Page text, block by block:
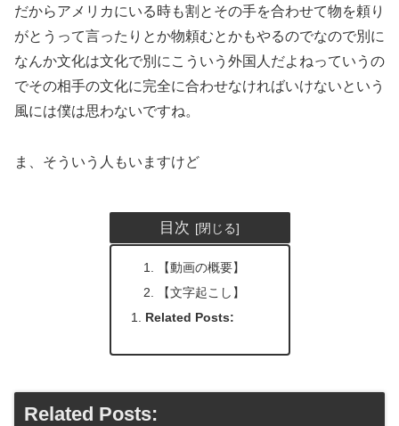
だからアメリカにいる時も割とその手を合わせて物を頼り
がとうって言ったりとか物頼むとかもやるのでなので別に
なんか文化は文化で別にこういう外国人だよねっていうの
でその相手の文化に完全に合わせなければいけないという
風には僕は思わないですね。
ま、そういう人もいますけど
目次
【動画の概要】
【文字起こし】
Related Posts:
Related Posts: